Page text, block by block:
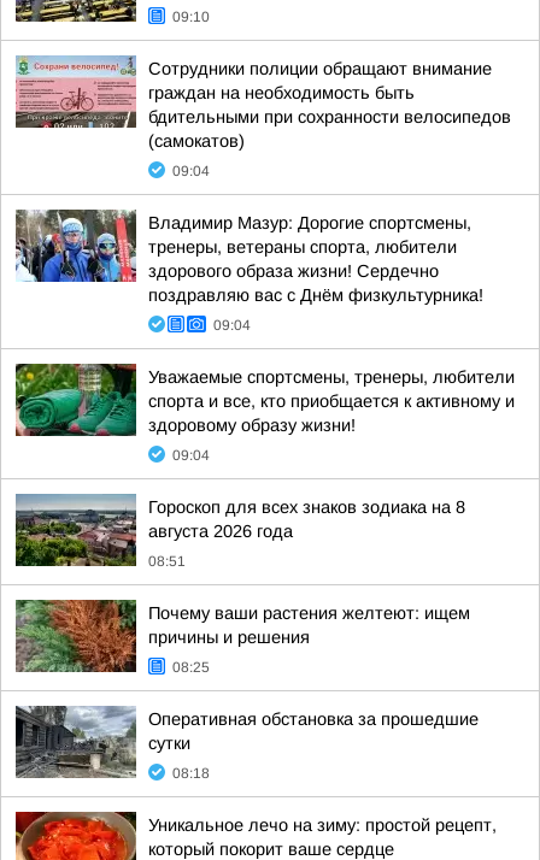
09:10
Сотрудники полиции обращают внимание
граждан на необходимость быть
бдительными при сохранности велосипедов
(самокатов)
09:04
Владимир Мазур: Дорогие спортсмены,
тренеры, ветераны спорта, любители
здорового образа жизни! Сердечно
поздравляю вас с Днём физкультурника!
09:04
Уважаемые спортсмены, тренеры, любители
спорта и все, кто приобщается к активному и
здоровому образу жизни!
09:04
Гороскоп для всех знаков зодиака на 8
августа 2026 года
08:51
Почему ваши растения желтеют: ищем
причины и решения
08:25
Оперативная обстановка за прошедшие
сутки
08:18
Уникальное лечо на зиму: простой рецепт,
который покорит ваше сердце